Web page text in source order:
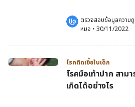
ตรวจสอบข้อมูลความ
หมอ • 30/11/2022
โรคติดเชื้อในเด็ก
โรคมือเท้าปาก สาม
เกิดได้อย่างไร